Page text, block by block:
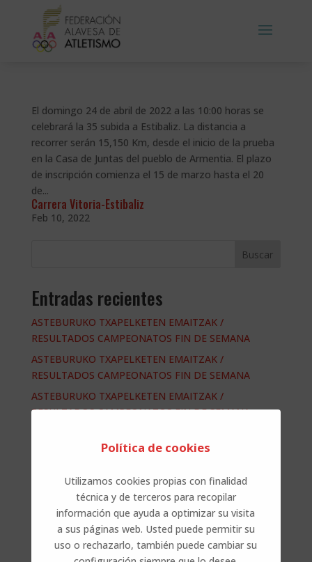
Carrera Vitoria-Estibaliz
Feb 10, 2022
El domingo 24 de abril de 2022 a las 10:00 horas se
celebrará la 35 subida a Estibaliz. La distancia a
recorrer serán 15,150 Km, desde el inicio de la prueba
en la Casa de Juntas del pueblo de Armentia. El plazo
de inscripción comienza el 15 de marzo hasta el 20
de...
Buscar
Entradas recientes
ASTEBURUKO TXAPELKETEN EMAITZAK /
RESULTADOS CAMPEONATOS FIN DE SEMANA
ASTEBURUKO TXAPELKETEN EMAITZAK /
RESULTADOS CAMPEONATOS FIN DE SEMANA
ASTEBURUKO TXAPELKETEN EMAITZAK /
RESULTADOS CAMPEONATOS FIN DE SEMANA
ASTEBURUKO TXAPELKETEN EMAITZAK /
Comentarios recientes
No hay comentarios que mostrar.
Política de cookies
Utilizamos cookies propias con finalidad
técnica y de terceros para recopilar
información que ayuda a optimizar su visita
a sus páginas web. Usted puede permitir su
uso o rechazarlo, también puede cambiar su